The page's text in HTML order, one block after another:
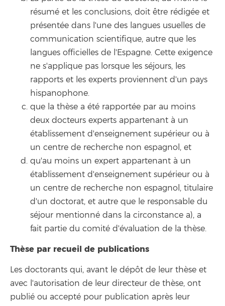
résumé et les conclusions, doit être rédigée et
présentée dans l'une des langues usuelles de
communication scientifique, autre que les
langues officielles de l'Espagne. Cette exigence
ne s'applique pas lorsque les séjours, les
rapports et les experts proviennent d'un pays
hispanophone.
que la thèse a été rapportée par au moins
deux docteurs experts appartenant à un
établissement d'enseignement supérieur ou à
un centre de recherche non espagnol, et
qu'au moins un expert appartenant à un
établissement d'enseignement supérieur ou à
un centre de recherche non espagnol, titulaire
d'un doctorat, et autre que le responsable du
séjour mentionné dans la circonstance a), a
fait partie du comité d'évaluation de la thèse.
Thèse par recueil de publications
Les doctorants qui, avant le dépôt de leur thèse et
avec l'autorisation de leur directeur de thèse, ont
publié ou accepté pour publication après leur